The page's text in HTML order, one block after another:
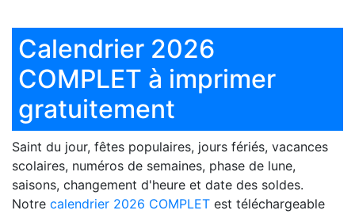
Calendrier 2026
COMPLET à imprimer
gratuitement
Saint du jour, fêtes populaires, jours fériés, vacances
scolaires, numéros de semaines, phase de lune,
saisons, changement d'heure et date des soldes.
Notre calendrier 2026 COMPLET est téléchargeable